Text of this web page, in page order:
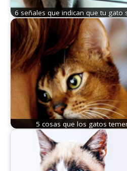
6 señales que indican que tu gato
5 cosas que los gatos